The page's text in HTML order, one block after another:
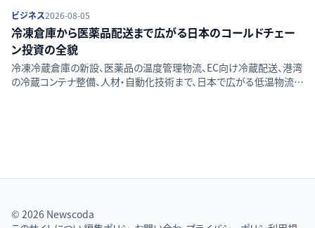
理する。
ビジネス2026-08-05
冷凍倉庫から医薬品配送まで広がる日本のコールドチェー
ン投資の全貌
冷凍冷蔵倉庫の新設、医薬品の温度管理物流、EC向け冷蔵配送、港湾
の冷蔵コンテナ整備、人材・自動化技術まで、日本で広がる低温物流
© 2026 Newscoda